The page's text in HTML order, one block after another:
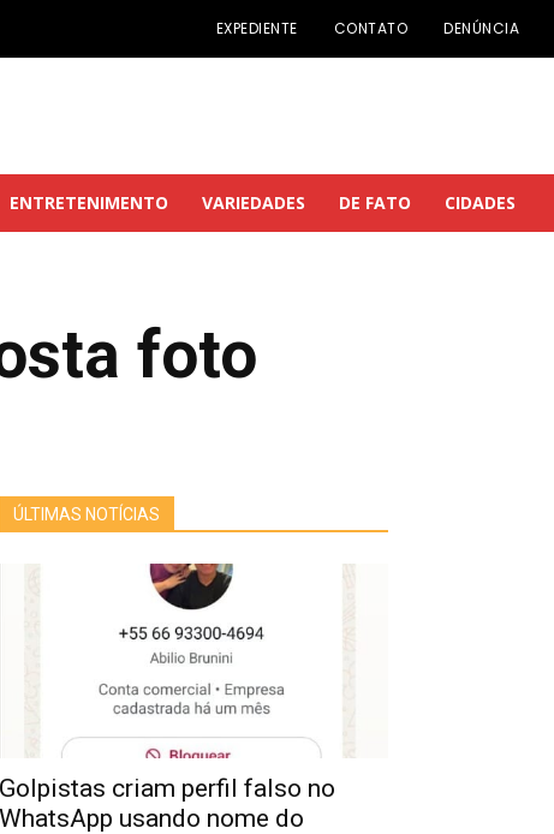
EXPEDIENTE CONTATO DENÚNCIA
ENTRETENIMENTO VARIEDADES DE FATO CIDADES
foto
ÚLTIMAS NOTÍCIAS
Golpistas criam perfil falso no
WhatsApp usando nome do